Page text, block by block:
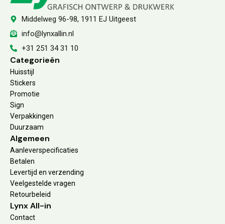
Middelweg 96-98, 1911 EJ Uitgeest
info@lynxallin.nl
+31 251 34 31 10
Categorieën
Huisstijl
Stickers
Promotie
Sign
Verpakkingen
Duurzaam
Algemeen
Aanleverspecificaties
Betalen
Levertijd en verzending
Veelgestelde vragen
Retourbeleid
Lynx All-in
Contact